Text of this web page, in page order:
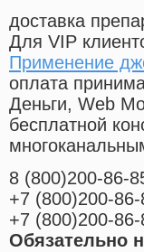
доставка
Для VIP
Применение
оплата
Деньги, Web
бесплатной
8 (800)200-86-
+7 (800)200-86-
+7 (800)200-86-
Обязательно